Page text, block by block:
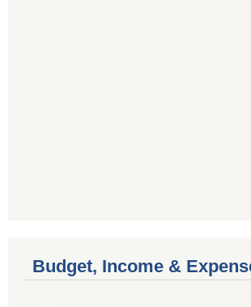
Budget, Income &